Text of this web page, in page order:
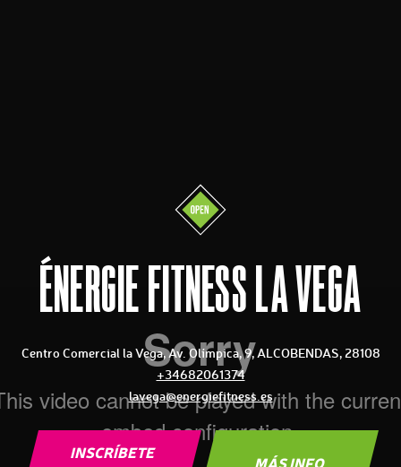
ÉNERGIE FITNESS LA VEGA
Centro Comercial la Vega, Av. Olímpica, 9, ALCOBENDAS, 28108
+34682061374
lavega@energiefitness.es
INSCRÍBETE
MÁS INFO